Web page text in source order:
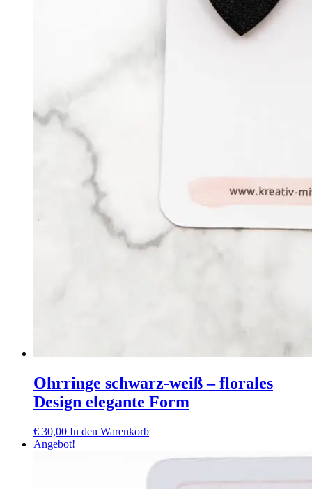
Ohrringe schwarz-weiß – florales
Design elegante Form
€ 30,00 In den Warenkorb
Angebot!